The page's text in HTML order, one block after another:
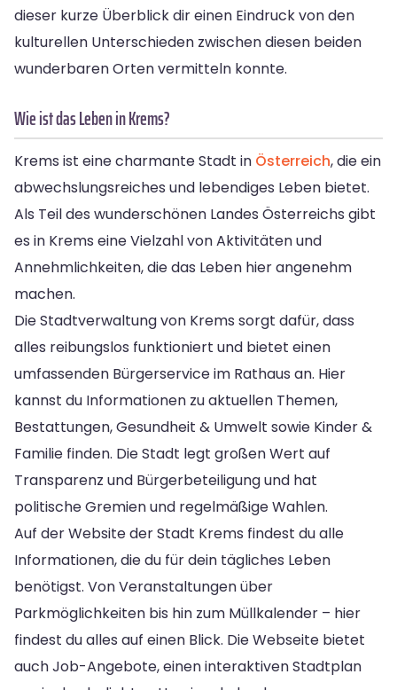
dieser kurze Überblick dir einen Eindruck von den
kulturellen Unterschieden zwischen diesen beiden
wunderbaren Orten vermitteln konnte.
Wie ist das Leben in Krems?
Krems ist eine charmante Stadt in Österreich, die ein
abwechslungsreiches und lebendiges Leben bietet.
Als Teil des wunderschönen Landes Österreichs gibt
es in Krems eine Vielzahl von Aktivitäten und
Annehmlichkeiten, die das Leben hier angenehm
machen.
Die Stadtverwaltung von Krems sorgt dafür, dass
alles reibungslos funktioniert und bietet einen
umfassenden Bürgerservice im Rathaus an. Hier
kannst du Informationen zu aktuellen Themen,
Bestattungen, Gesundheit & Umwelt sowie Kinder &
Familie finden. Die Stadt legt großen Wert auf
Transparenz und Bürgerbeteiligung und hat
politische Gremien und regelmäßige Wahlen.
Auf der Website der Stadt Krems findest du alle
Informationen, die du für dein tägliches Leben
benötigst. Von Veranstaltungen über
Parkmöglichkeiten bis hin zum Müllkalender – hier
findest du alles auf einen Blick. Die Webseite bietet
auch Job-Angebote, einen interaktiven Stadtplan